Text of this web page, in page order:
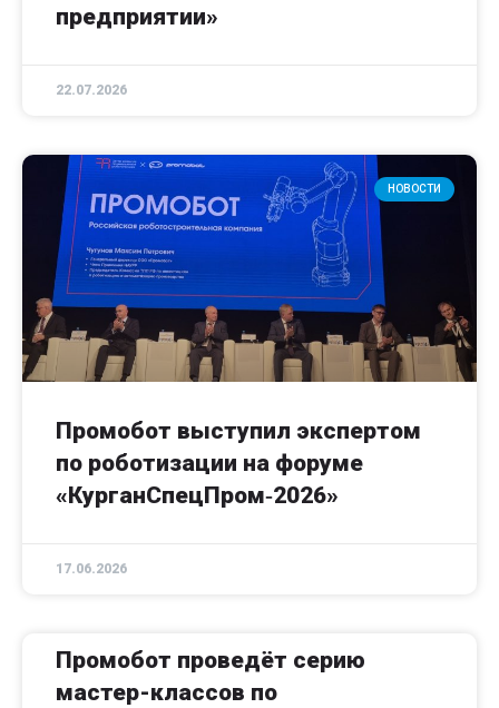
предприятии»
22.07.2026
НОВОСТИ
Промобот выступил экспертом
по роботизации на форуме
«КурганСпецПром‑2026»
17.06.2026
Промобот проведёт серию
мастер-классов по